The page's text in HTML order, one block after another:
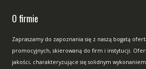
O firmie
Zapraszamy do zapoznania się z naszą bogatą
promocyjnych, skierowaną do firm i instytucji.
jakości, charakteryzujące się solidnym